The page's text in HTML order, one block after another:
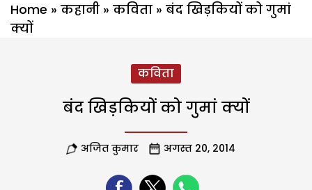
Home » कहानी » कविता » बंद खिड़कियों को गुमां
क्यों
कविता
बंद खिड़कियों को गुमां क्यों
अजित कुमार अगस्त 20, 2014